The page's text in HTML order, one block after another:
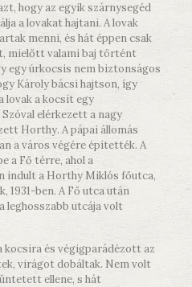
hogy az egyik szárnysegéd
a lovakat hajtani. A lovak
menni, és hát éppen csak
mielőtt valami baj történt
egy úrkocsis nem biztonságos
Károly bácsi hajtson, így
lovak a kocsit egy
elérkezett a nagy
Horthy. A pápai állomás
a város végére építették. A
a Fő térre, ahol a
indult a Horthy Miklós főutca,
1931-ben. A Fő utca után
leghosszabb utcája volt
és végigparádézott az
virágot dobáltak. Nem volt
ellene, s hát